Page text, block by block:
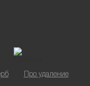
Про удаление